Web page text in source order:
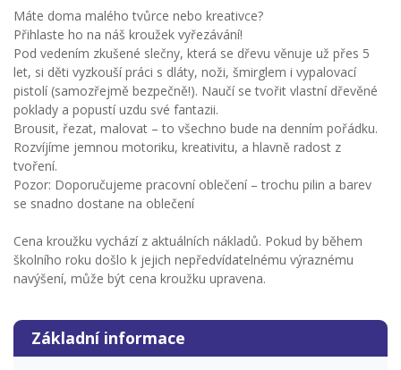
Máte doma malého tvůrce nebo kreativce?
Přihlaste ho na náš kroužek vyřezávání!
Pod vedením zkušené slečny, která se dřevu věnuje už přes 5
let, si děti vyzkouší práci s dláty, noži, šmirglem i vypalovací
pistolí (samozřejmě bezpečně!). Naučí se tvořit vlastní dřevěné
poklady a popustí uzdu své fantazii.
Brousit, řezat, malovat – to všechno bude na denním pořádku.
Rozvíjíme jemnou motoriku, kreativitu, a hlavně radost z
tvoření.
Pozor: Doporučujeme pracovní oblečení – trochu pilin a barev
se snadno dostane na oblečení
Cena kroužku vychází z aktuálních nákladů. Pokud by během
školního roku došlo k jejich nepředvídatelnému výraznému
navýšení, může být cena kroužku upravena.
Základní informace